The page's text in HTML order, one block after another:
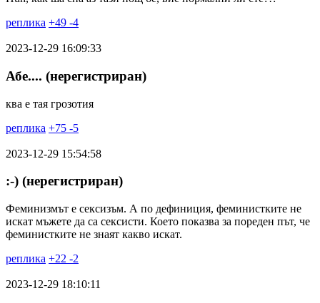
реплика +49 -4
2023-12-29 16:09:33
Абе.... (нерегистриран)
ква е тая грозотия
реплика +75 -5
2023-12-29 15:54:58
:-) (нерегистриран)
Феминизмът е сексизъм. А по дефиниция, феминистките не
искат мъжете да са сексисти. Което показва за пореден път, че
феминистките не знаят какво искат.
реплика +22 -2
2023-12-29 18:10:11